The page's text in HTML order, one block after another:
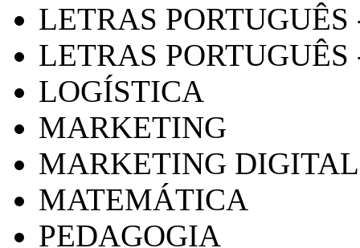
LETRAS
LETRAS PORTUGUÊS
LOGÍSTICA
MARKETING
MARKETING DIGITAL
MATEMÁTICA
PEDAGOGIA